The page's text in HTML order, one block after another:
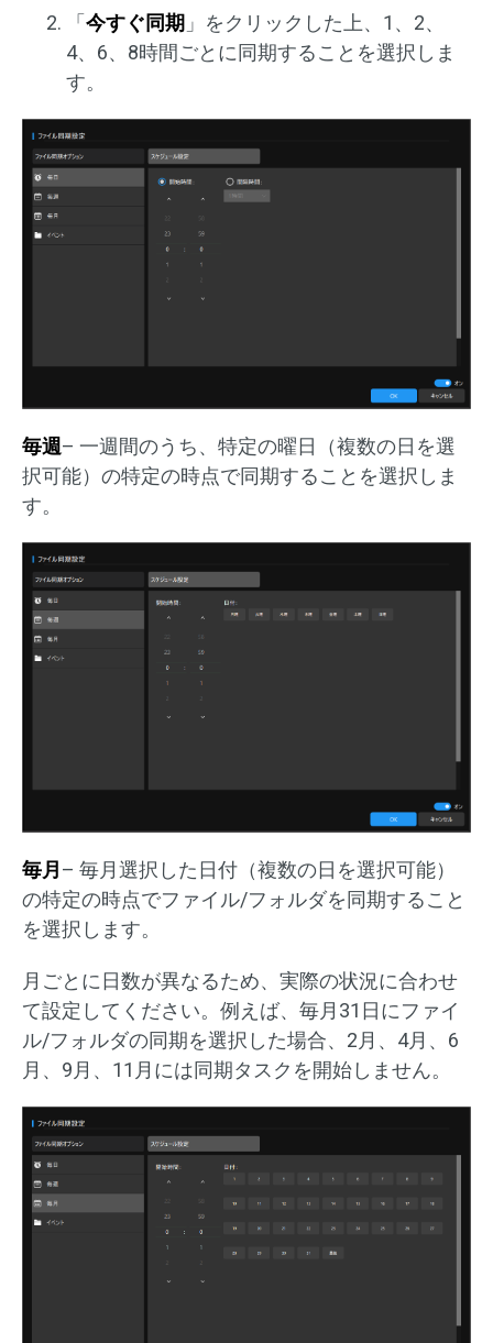
「 今すぐ同期 」をクリックした上、1、2、
4、6、8時間ごとに同期することを選択しま
す。
毎週– 一週間のうち、特定の曜日（複数の日を選
択可能）の特定の時点で同期することを選択しま
す。
毎月– 毎月選択した日付（複数の日を選択可能）
の特定の時点でファイル/フォルダを同期すること
を選択します。
月ごとに日数が異なるため、実際の状況に合わせ
て設定してください。例えば、毎月31日にファイ
ル/フォルダの同期を選択した場合、2月、4月、6
月、9月、11月には同期タスクを開始しません。